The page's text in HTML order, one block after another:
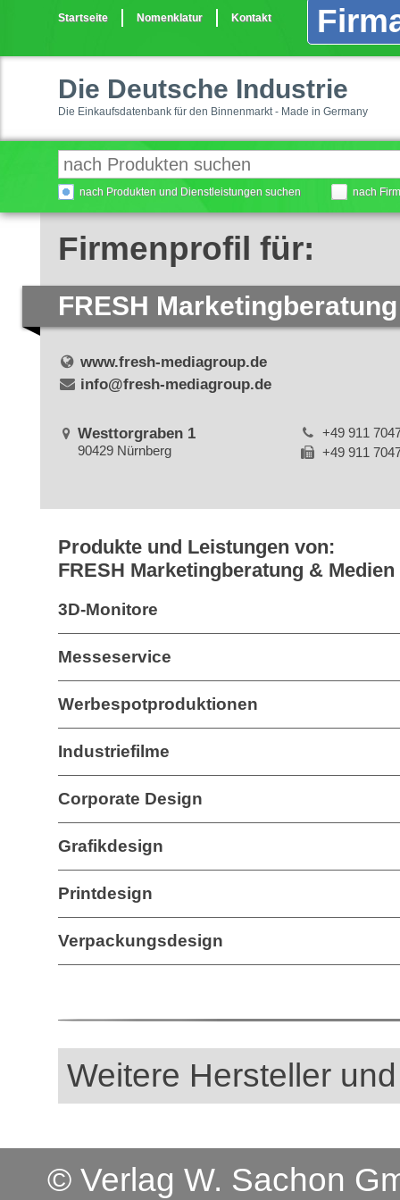
Startseite Nomenklatur Kontakt
Die Deutsche Industrie
Die Einkaufsdatenbank für den Binnenmarkt - Made in Germany
nach Produkten und Dienstleistungen suchen nach
Firmenprofil für:
FRESH
www.fresh-mediagroup.de
info@fresh-mediagroup.de
Westtorgraben 1
90429 Nürnberg
+49 911
+49 911
Produkte und Leistungen von:
FRESH Marketingberatung & Medien
3D-Monitore
Messeservice
Werbespotproduktionen
Industriefilme
Corporate Design
Grafikdesign
Printdesign
Verpackungsdesign
Weitere Hersteller
© Verlag W. Sachon